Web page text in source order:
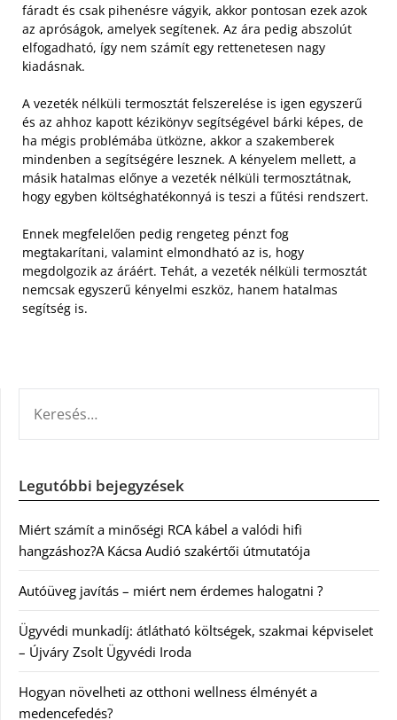
fáradt és csak pihenésre vágyik, akkor pontosan ezek azok
az apróságok, amelyek segítenek. Az ára pedig abszolút
elfogadható, így nem számít egy rettenetesen nagy
kiadásnak.
A vezeték nélküli termosztát felszerelése is igen egyszerű
és az ahhoz kapott kézikönyv segítségével bárki képes, de
ha mégis problémába ütközne, akkor a szakemberek
mindenben a segítségére lesznek. A kényelem mellett, a
másik hatalmas előnye a vezeték nélküli termosztátnak,
hogy egyben költséghatékonnyá is teszi a fűtési rendszert.
Ennek megfelelően pedig rengeteg pénzt fog
megtakarítani, valamint elmondható az is, hogy
megdolgozik az áráért. Tehát, a vezeték nélküli termosztát
nemcsak egyszerű kényelmi eszköz, hanem hatalmas
segítség is.
Legutóbbi bejegyzések
Miért számít a minőségi RCA kábel a valódi hifi
hangzáshoz?A Kácsa Audió szakértői útmutatója
Autóüveg javítás – miért nem érdemes halogatni ?
Ügyvédi munkadíj: átlátható költségek, szakmai képviselet
– Újváry Zsolt Ügyvédi Iroda
Hogyan növelheti az otthoni wellness élményét a
medencefedés?